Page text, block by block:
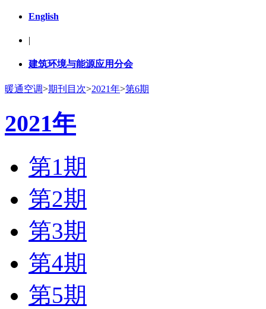
English
|
建筑环境与能源应用分会
暖通空调>期刊目次>2021年>第6期
2021年
第1期
第2期
第3期
第4期
第5期